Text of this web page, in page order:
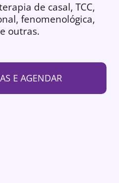
de casal, TCC,
fenomenológica,
outras.
E AGENDAR